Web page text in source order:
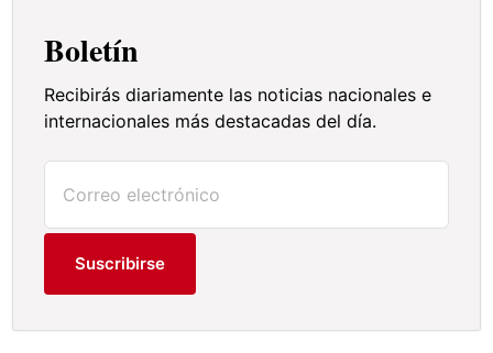
Boletín
Recibirás diariamente las noticias nacionales e
internacionales más destacadas del día.
Suscribirse